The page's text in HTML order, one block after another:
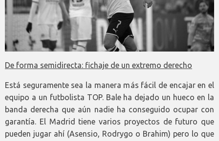
De forma semidirecta: fichaje de un extremo derecho
Está seguramente sea la manera más fácil de encajar en el
equipo a un futbolista TOP. Bale ha dejado un hueco en la
banda derecha que aún nadie ha conseguido ocupar con
garantía. El Madrid tiene varios proyectos de futuro que
pueden jugar ahí (Asensio, Rodrygo o Brahim) pero lo que